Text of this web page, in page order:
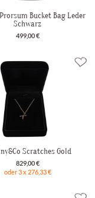
Bucket Bag Leder
Schwarz
499,00 €
Scratches Gold
oder 3 x 276,33 €
829,00 €